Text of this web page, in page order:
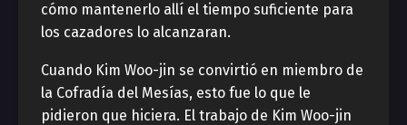
cómo mantenerlo allí el tiempo suficiente para
los cazadores lo alcanzaran.
Cuando Kim Woo-jin se convirtió en miembro de
la Cofradía del Mesías, esto fue lo que le
pidieron que hiciera. El trabajo de Kim Woo-jin